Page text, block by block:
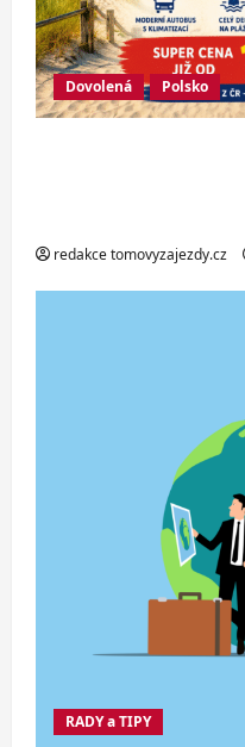
Dovolená Polsko
redakce tomovyzajezdy.cz
RADY a TIPY